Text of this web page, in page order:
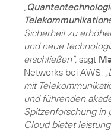
„
Sicherheit zu
und neue
erschließen“, sagt
Networks bei AWS.
mit
und führenden
Spitzenforschung in
Cloud bietet